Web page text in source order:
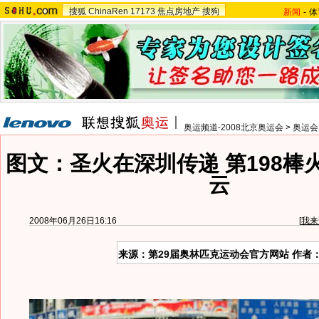
搜狐 ChinaRen 17173 焦点房地产 搜狗 新闻 -
奥运频道-2008北京奥运会 > 奥运
图文：圣火在深圳传递 第198棒
云
2008年06月26日16:16 [我
来源：第29届奥林匹克运动会官方网站 作者